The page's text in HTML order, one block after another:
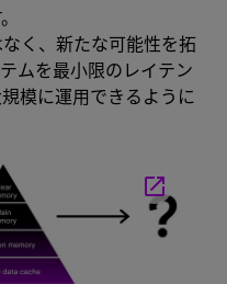
く、新たな可能性を拓
ムを最小限のレイテン
模に運用できるように
launch